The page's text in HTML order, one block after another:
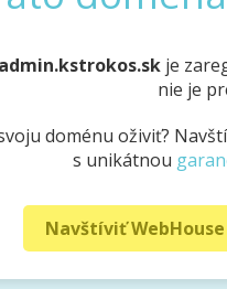
admin.kstrokos.skje
nie je
doménu oživiť?
s unikátnou
Navštíviť WebHouse